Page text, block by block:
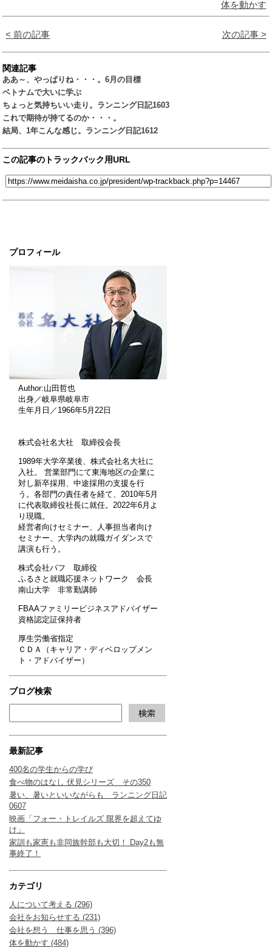
プロフィール
Author:山田哲也
出身／岐阜県岐阜市
生年月日／1966年5月22日
株式会社名大社 取締役会長
1989年大学卒業後、株式会社名大社に
入社。 営業部門にて東海地区の企業に
対し新卒採用、中途採用の支援を行
う。各部門の責任者を経て、2010年5月
に代表取締役社長に就任。2022年6月よ
り現職。
経営者向けセミナー、人事担当者向け
セミナー、大学内の就職ガイダンスで
講演も行う。
株式会社パフ 取締役
ふるさと就職応援ネットワーク 会長
南山大学 非常勤講師
FBAAファミリービジネスアドバイザー
資格認定証保持者
厚生労働省指定
ＣＤＡ（キャリア・ディベロップメン
ト・アドバイザー）
ブログ検索
最新記事
400名の学生からの学び
食べ物のはなし 伏見シリーズ その350
暑い、暑いといいながらも ランニング日記
0607
映画「フォー・トレイルズ 限界を超えてゆ
け」
家訓も家憲も非同族幹部も大切！ Day2も無
事終了！
カテゴリ
人について考える (296)
会社をお知らせする (231)
会社を想う 仕事を思う (396)
体を動かす (484)
体を動かす
< 前の記事 次の記事 >
関連記事
ああ～、やっぱりね・・・。6月の目標
ベトナムで大いに学ぶ
ちょっと気持ちいい走り。ランニング日記1603
これで期待が持てるのか・・・。
結局、1年こんな感じ。ランニング日記1612
この記事のトラックバック用URL